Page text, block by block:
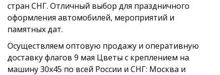
стран СНГ. Отличный выбор для праздничного
оформления автомобилей, мероприятий и
памятных дат.
Осуществляем оптовую продажу и оперативную
доставку флагов 9 мая Цветы с креплением на
машину 30х45 по всей России и СНГ: Москва и